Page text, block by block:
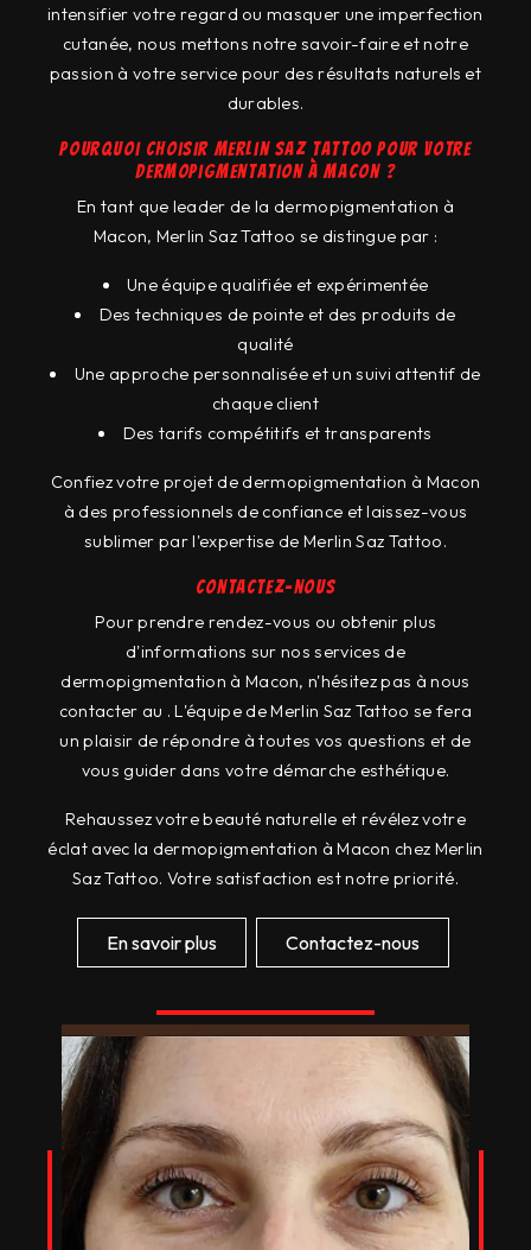
intensifier votre regard ou masquer une imperfection
cutanée, nous mettons notre savoir-faire et notre
passion à votre service pour des résultats naturels et
durables.
Pourquoi choisir Merlin Saz Tattoo pour votre
dermopigmentation à Macon ?
En tant que leader de la dermopigmentation à
Macon, Merlin Saz Tattoo se distingue par :
Une équipe qualifiée et expérimentée
Des techniques de pointe et des produits de
qualité
Une approche personnalisée et un suivi attentif de
chaque client
Des tarifs compétitifs et transparents
Confiez votre projet de dermopigmentation à Macon
à des professionnels de confiance et laissez-vous
sublimer par l'expertise de Merlin Saz Tattoo.
Contactez-nous
Pour prendre rendez-vous ou obtenir plus
d'informations sur nos services de
dermopigmentation à Macon, n'hésitez pas à nous
contacter au . L'équipe de Merlin Saz Tattoo se fera
un plaisir de répondre à toutes vos questions et de
vous guider dans votre démarche esthétique.
Rehaussez votre beauté naturelle et révélez votre
éclat avec la dermopigmentation à Macon chez Merlin
Saz Tattoo. Votre satisfaction est notre priorité.
En savoir plus Contactez-nous